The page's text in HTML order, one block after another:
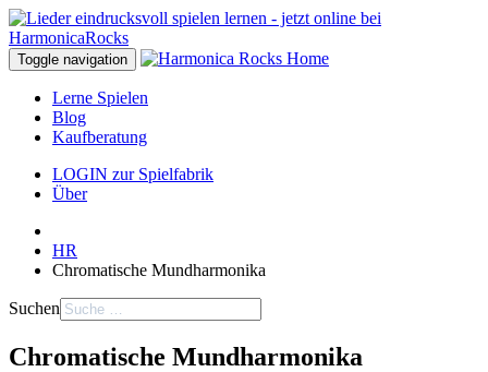
Toggle navigation
Lerne Spielen
Blog
Kaufberatung
LOGIN zur Spielfabrik
Über
HR
Chromatische Mundharmonika
Suchen
Chromatische Mundharmonika